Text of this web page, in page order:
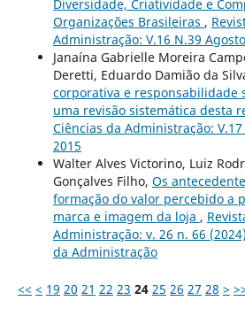
Diversidade, Criatividade e
Organizações Brasileiras ,
Administração: V.16 N.39
Janaína Gabrielle Moreira
Deretti, Eduardo Damião da
corporativa e responsabilidade
uma revisão sistemática desta
Ciências da Administração:
2015
Walter Alves Victorino, Luiz
Gonçalves Filho, Os
formação do valor percebido a
marca e imagem da loja ,
Administração: v. 26 n. 66
da Administração
<< < 19 20 21 22 23 24 25 26 27 28 >